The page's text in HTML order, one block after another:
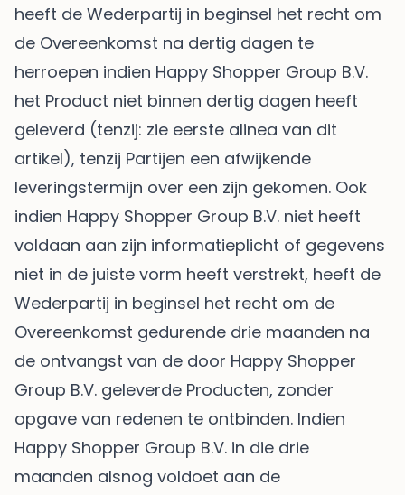
heeft de Wederpartij in beginsel het recht om
de Overeenkomst na dertig dagen te
herroepen indien Happy Shopper Group B.V.
het Product niet binnen dertig dagen heeft
geleverd (tenzij: zie eerste alinea van dit
artikel), tenzij Partijen een afwijkende
leveringstermijn over een zijn gekomen. Ook
indien Happy Shopper Group B.V. niet heeft
voldaan aan zijn informatieplicht of gegevens
niet in de juiste vorm heeft verstrekt, heeft de
Wederpartij in beginsel het recht om de
Overeenkomst gedurende drie maanden na
de ontvangst van de door Happy Shopper
Group B.V. geleverde Producten, zonder
opgave van redenen te ontbinden. Indien
Happy Shopper Group B.V. in die drie
maanden alsnog voldoet aan de